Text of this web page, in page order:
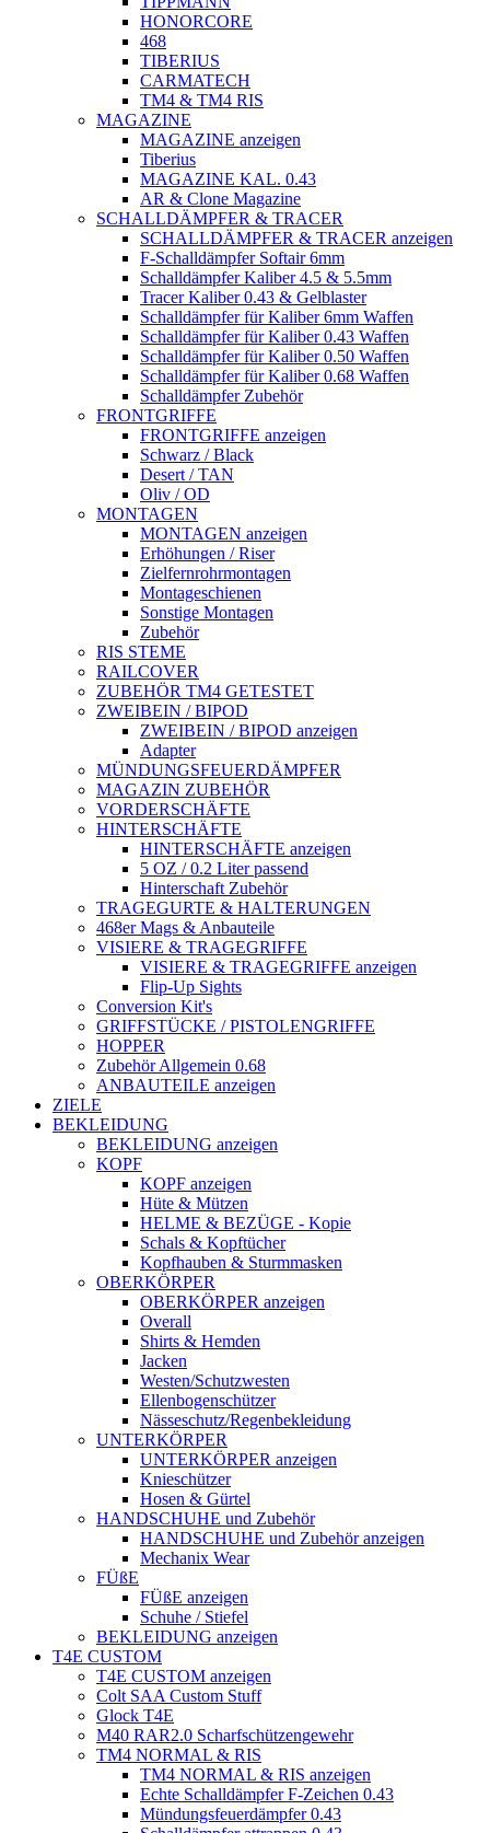
HONORCORE
468
TIBERIUS
CARMATECH
TM4 & TM4 RIS
MAGAZINE
MAGAZINE anzeigen
Tiberius
MAGAZINE KAL. 0.43
AR & Clone Magazine
SCHALLDÄMPFER & TRACER
SCHALLDÄMPFER & TRACER anzeigen
F-Schalldämpfer Softair 6mm
Schalldämpfer Kaliber 4.5 & 5.5mm
Tracer Kaliber 0.43 & Gelblaster
Schalldämpfer für Kaliber 6mm Waffen
Schalldämpfer für Kaliber 0.43 Waffen
Schalldämpfer für Kaliber 0.50 Waffen
Schalldämpfer für Kaliber 0.68 Waffen
Schalldämpfer Zubehör
FRONTGRIFFE
FRONTGRIFFE anzeigen
Schwarz / Black
Desert / TAN
Oliv / OD
MONTAGEN
MONTAGEN anzeigen
Erhöhungen / Riser
Zielfernrohrmontagen
Montageschienen
Sonstige Montagen
Zubehör
RIS STEME
RAILCOVER
ZUBEHÖR TM4 GETESTET
ZWEIBEIN / BIPOD
ZWEIBEIN / BIPOD anzeigen
Adapter
MÜNDUNGSFEUERDÄMPFER
MAGAZIN ZUBEHÖR
VORDERSCHÄFTE
HINTERSCHÄFTE
HINTERSCHÄFTE anzeigen
5 OZ / 0.2 Liter passend
Hinterschaft Zubehör
TRAGEGURTE & HALTERUNGEN
468er Mags & Anbauteile
VISIERE & TRAGEGRIFFE
VISIERE & TRAGEGRIFFE anzeigen
Flip-Up Sights
Conversion Kit's
GRIFFSTÜCKE / PISTOLENGRIFFE
HOPPER
Zubehör Allgemein 0.68
ANBAUTEILE anzeigen
ZIELE
BEKLEIDUNG
BEKLEIDUNG anzeigen
KOPF
KOPF anzeigen
Hüte & Mützen
HELME & BEZÜGE - Kopie
Schals & Kopftücher
Kopfhauben & Sturmmasken
OBERKÖRPER
OBERKÖRPER anzeigen
Overall
Shirts & Hemden
Jacken
Westen/Schutzwesten
Ellenbogenschützer
Nässeschutz/Regenbekleidung
UNTERKÖRPER
UNTERKÖRPER anzeigen
Knieschützer
Hosen & Gürtel
HANDSCHUHE und Zubehör
HANDSCHUHE und Zubehör anzeigen
Mechanix Wear
FÜßE
FÜßE anzeigen
Schuhe / Stiefel
BEKLEIDUNG anzeigen
T4E CUSTOM
T4E CUSTOM anzeigen
Colt SAA Custom Stuff
Glock T4E
M40 RAR2.0 Scharfschützengewehr
TM4 NORMAL & RIS
TM4 NORMAL & RIS anzeigen
Echte Schalldämpfer F-Zeichen 0.43
Mündungsfeuerdämpfer 0.43